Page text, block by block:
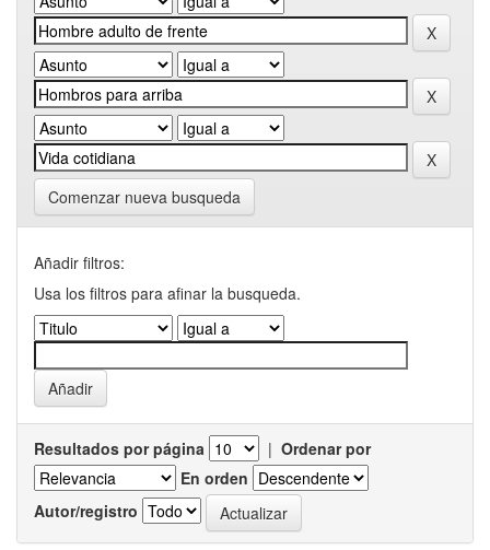
Comenzar nueva busqueda
Añadir filtros:
Usa los filtros para afinar la busqueda.
Resultados por página | Ordenar por
En orden
Autor/registro